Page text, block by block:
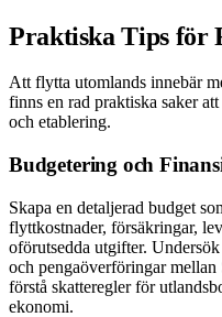
Praktiska Tips för
Att flytta utomlands innebär
finns en rad praktiska saker
och etablering.
Budgetering och
Skapa en detaljerad budget
flyttkostnader, försäkringar,
oförutsedda utgifter.
och pengaöverföringar
förstå skatteregler för
ekonomi.